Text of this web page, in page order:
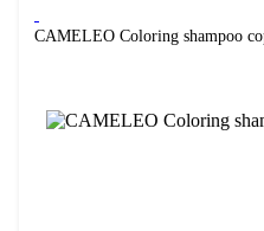
CAMELEO Coloring shampoo